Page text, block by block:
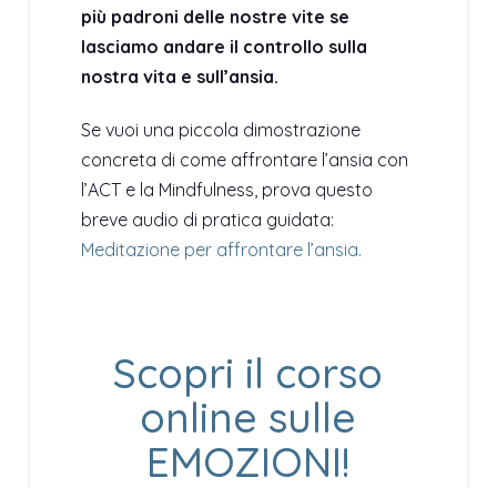
più padroni delle nostre vite se
lasciamo andare il controllo sulla
nostra vita e sull’ansia.
Se vuoi una piccola dimostrazione
concreta di come affrontare l’ansia con
l’ACT e la Mindfulness, prova questo
breve audio di pratica guidata:
Meditazione per affrontare l’ansia.
Scopri il corso
online sulle
EMOZIONI!